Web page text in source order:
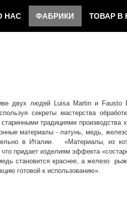
НАС ФAБРИКИ ТОВАР В
двух людей Luisa Martin и Fausto
секреты мастерства
традициями производства
материалы - латунь, медь,
в Италии. «Материалы, из
придает изделиям эффекта
становится краснее, а железо
готовой к использованию».